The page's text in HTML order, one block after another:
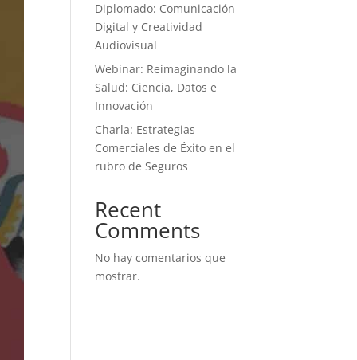
Diplomado: Comunicación
Digital y Creatividad
Audiovisual
Webinar: Reimaginando la
Salud: Ciencia, Datos e
Innovación
Charla: Estrategias
Comerciales de Éxito en el
rubro de Seguros
Recent
Comments
No hay comentarios que
mostrar.